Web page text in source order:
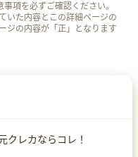
項を必ずご確認ください。
いた内容とこの詳細ページの
ジの内容が「正」となります
クレカならコレ！